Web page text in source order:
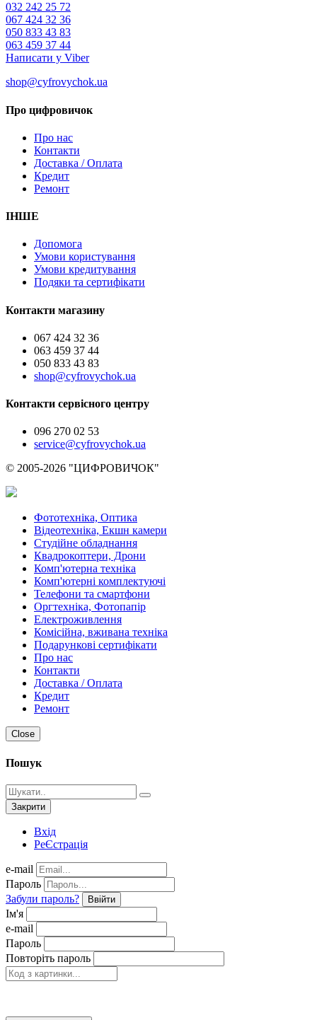
032 242 25 72
067 424 32 36
050 833 43 83
063 459 37 44
Написати у Viber
shop@cyfrovychok.ua
Про цифровичок
Про нас
Контакти
Доставка / Оплата
Кредит
Ремонт
ІНШЕ
Допомога
Умови користування
Умови кредитування
Подяки та сертифікати
Контакти магазину
067 424 32 36
063 459 37 44
050 833 43 83
shop@cyfrovychok.ua
Контакти сервісного центру
096 270 02 53
service@cyfrovychok.ua
© 2005-2026 "ЦИФРОВИЧОК"
Фототехніка, Оптика
Відеотехніка, Екшн камери
Студійне обладнання
Квадрокоптери, Дрони
Комп'ютерна техніка
Комп'ютерні комплектуючі
Телефони та смартфони
Оргтехніка, Фотопапір
Електроживлення
Комісійна, вживана техніка
Подарункові сертифікати
Про нас
Контакти
Доставка / Оплата
Кредит
Ремонт
Close
Пошук
Закрити
Вхід
РеЄстрація
e-mail
Пароль
Забули пароль?
Ввійти
Ім'я
e-mail
Пароль
Повторіть пароль